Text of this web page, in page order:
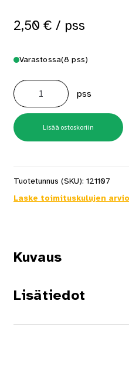
2,50 € / pss
Varastossa(8 pss)
S-
koukku
35mm
sähkösinkitty
kpl/pss
määrä
pss
Lisää ostoskoriin
Tuotetunnus (SKU): 121107
Laske toimituskulujen arvio
Kuvaus
Lisätiedot